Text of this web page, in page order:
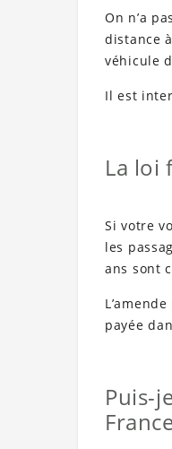
On n’a
distance
véhicule
Il est
La loi
Si votre
les
ans sont
payée
Puis-